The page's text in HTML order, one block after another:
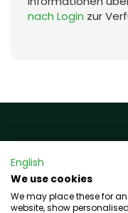
nach Login zur
Rechtliches
Impressum
Datenschutz
English
We use cookies
We may place these for
website, show